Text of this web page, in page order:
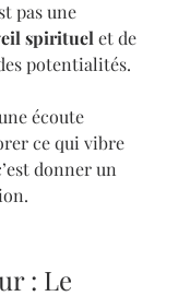
pas une
spirituel et de
potentialités.
écoute
ce qui vibre
donner un
: Le